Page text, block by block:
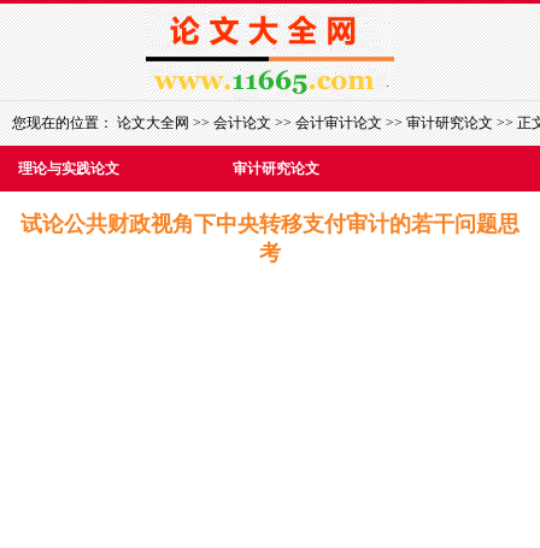
您现在的位置：论文大全网>>会计论文>>会计审计论文>>审计研究论文>> 正
理论与实践论文 审计研究论文
试论公共财政视角下中央转移支付审计的若干问题思
考